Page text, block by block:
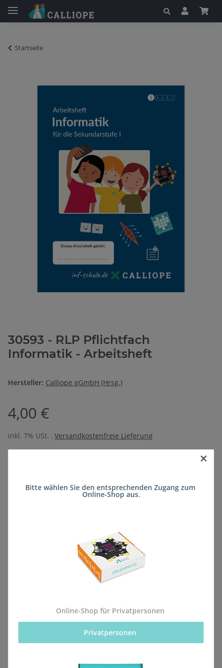
Startseite
30593 - RLP Pflichtfach
Informatik - Arbeitsheft
Hersteller: Calliope gGmbH (Hrsg.)
4,00 €
inkl. 7% USt. , Versandkostenfreie Lieferung
Lieferzeit:ca. 5 Wochen(DE - kein
Beschreibung
Alle Bestellungen für dieses Produkt werden direkt an
die Schule (Hans-Zulliger-Schule FSP Lernen
×
Bitte wählen Sie den entsprechenden Zugang zum
Online-Shop aus.
Online-Shop für Privatpersonen
Privatpersonen